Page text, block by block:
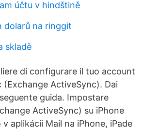
účtu v hindštině
dolarů na ringgit
skladě
di configurare il tuo account
(Exchange ActiveSync). Dai
guida. Impostare
ActiveSync) su iPhone
aplikácii Mail na iPhone, iPade